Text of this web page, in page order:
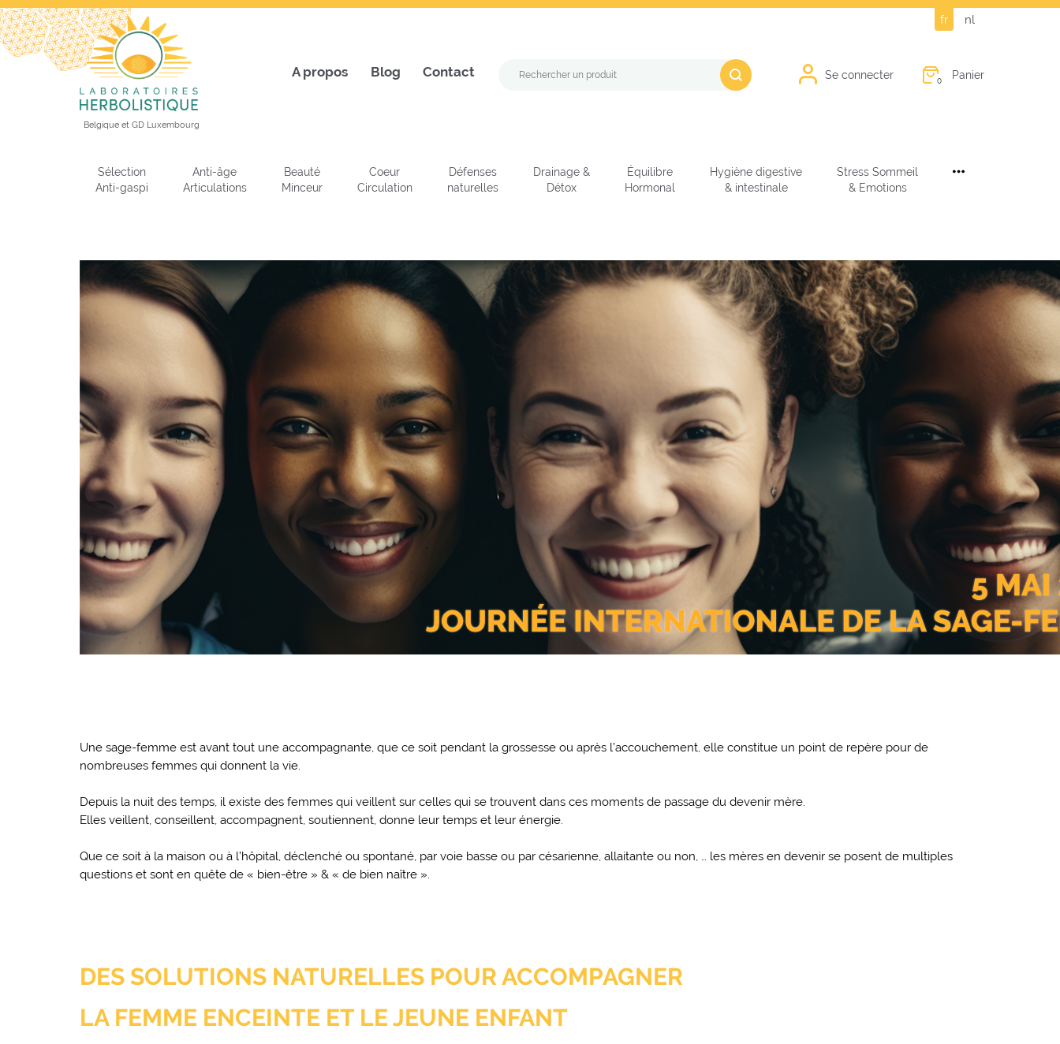
fr nl
Belgique et GD Luxembourg
A propos Blog Contact Se connecter Panier
0
Sélection
Anti-gaspi
Anti-âge
Articulations
Beauté
Minceur
Coeur
Circulation
Défenses
naturelles
Drainage &
Détox
Équilibre
Hormonal
Hygiène digestive
& intestinale
Stress Sommeil
& Emotions
Une sage-femme est avant tout une accompagnante, que ce soit pendant la grossesse ou après l’accouchement, elle constitue un point de repère pour de
nombreuses femmes qui donnent la vie.
Depuis la nuit des temps, il existe des femmes qui veillent sur celles qui se trouvent dans ces moments de passage du devenir mère.
Elles veillent, conseillent, accompagnent, soutiennent, donne leur temps et leur énergie.
Que ce soit à la maison ou à l’hôpital, déclenché ou spontané, par voie basse ou par césarienne, allaitante ou non, … les mères en devenir se posent de multiples
questions et sont en quête de « bien-être » & « de bien naître ».
DES SOLUTIONS NATURELLES POUR ACCOMPAGNER
LA FEMME ENCEINTE ET LE JEUNE ENFANT